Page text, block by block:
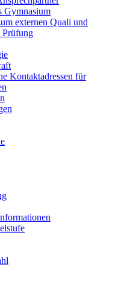
Gymnasium
externen Quali und
Prüfung
Kontaktadressen für